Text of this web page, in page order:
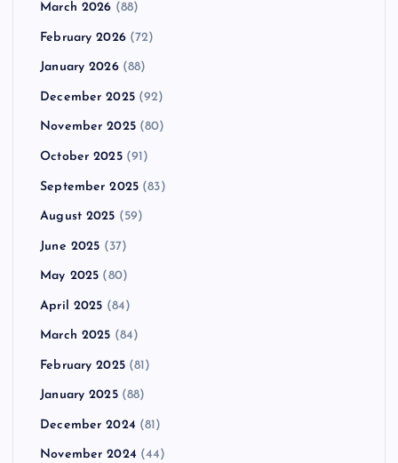
March 2026 (88)
February 2026(72)
January 2026(88)
December 2025(92)
November 2025(80)
October 2025(91)
September 2025 (83)
August 2025 (59)
June 2025 (37)
May 2025 (80)
April 2025 (84)
March 2025 (84)
February 2025(81)
January 2025(88)
December 2024 (81)
November 2024 (44)